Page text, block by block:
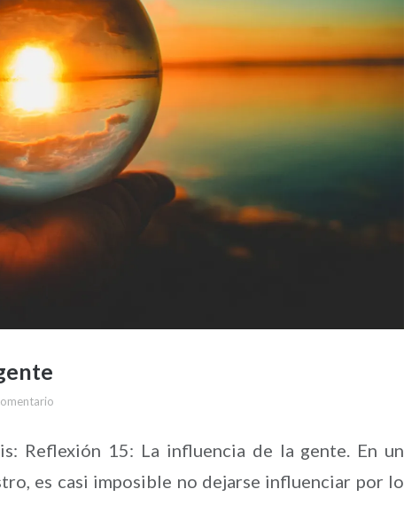
Reflexión 15: La influencia de la gente. En un
es casi imposible no dejarse influenciar por lo